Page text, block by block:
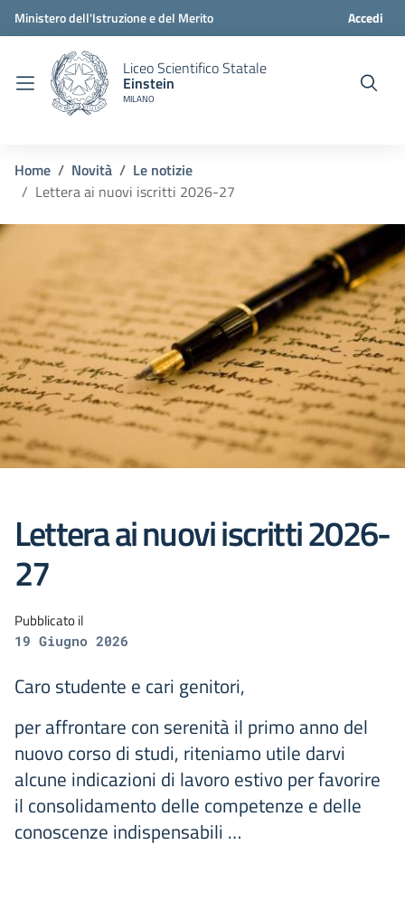
Ministero dell'Istruzione e del Merito Accedi
Liceo Scientifico Statale
Einstein
MILANO
Home Novità
Le notizie
Lettera ai nuovi iscritti 2026-27
Lettera ai nuovi iscritti 2026-
27
Pubblicato il
19 Giugno 2026
Caro studente e cari genitori,
per affrontare con serenità il primo anno del
nuovo corso di studi, riteniamo utile darvi
alcune indicazioni di lavoro estivo per favorire
il consolidamento delle competenze e delle
conoscenze indispensabili …